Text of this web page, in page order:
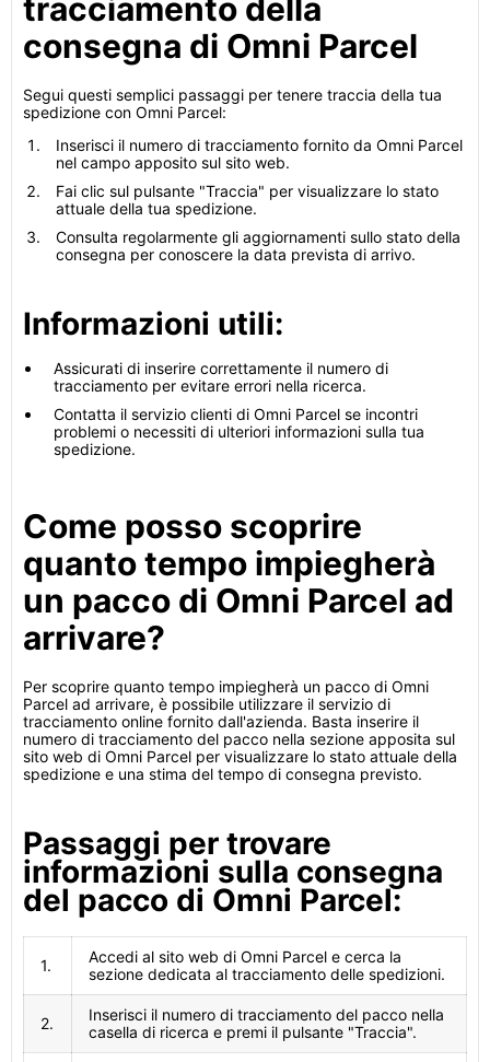
tracciamento della
consegna di Omni Parcel
Segui questi semplici passaggi per tenere traccia della tua
spedizione con Omni Parcel:
Inserisci il numero di tracciamento fornito da Omni Parcel
nel campo apposito sul sito web.
Fai clic sul pulsante "Traccia" per visualizzare lo stato
attuale della tua spedizione.
Consulta regolarmente gli aggiornamenti sullo stato della
consegna per conoscere la data prevista di arrivo.
Informazioni utili:
Assicurati di inserire correttamente il numero di
tracciamento per evitare errori nella ricerca.
Contatta il servizio clienti di Omni Parcel se incontri
problemi o necessiti di ulteriori informazioni sulla tua
spedizione.
Come posso scoprire
quanto tempo impiegherà
un pacco di Omni Parcel ad
arrivare?
Per scoprire quanto tempo impiegherà un pacco di Omni
Parcel ad arrivare, è possibile utilizzare il servizio di
tracciamento online fornito dall'azienda. Basta inserire il
numero di tracciamento del pacco nella sezione apposita sul
sito web di Omni Parcel per visualizzare lo stato attuale della
spedizione e una stima del tempo di consegna previsto.
Passaggi per trovare
informazioni sulla consegna
del pacco di Omni Parcel:
1.
Accedi al sito web di Omni Parcel e cerca la
sezione dedicata al tracciamento delle spedizioni.
2.
Inserisci il numero di tracciamento del pacco nella
casella di ricerca e premi il pulsante "Traccia".